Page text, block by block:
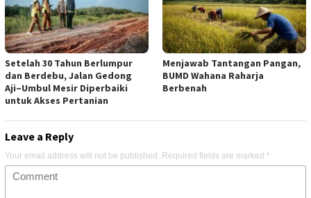
Setelah 30 Tahun Berlumpur
dan Berdebu, Jalan Gedong
Aji–Umbul Mesir Diperbaiki
untuk Akses Pertanian
Menjawab Tantangan Pangan,
BUMD Wahana Raharja
Berbenah
Leave a Reply
Your email address will not be published. Required fields are marked *